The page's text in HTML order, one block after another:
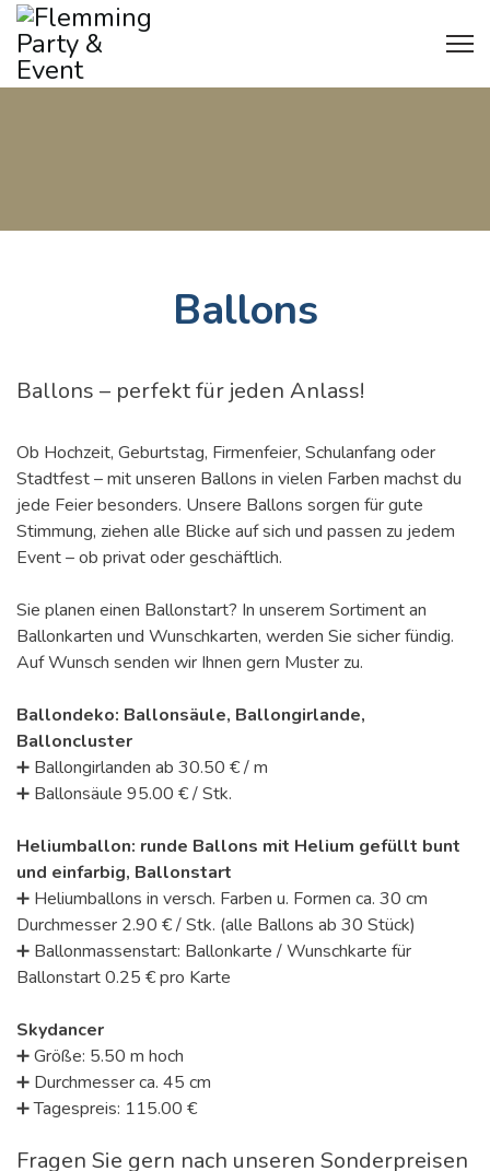
Ballons
Ballons – perfekt für jeden Anlass!
Ob Hochzeit, Geburtstag, Firmenfeier, Schulanfang oder
Stadtfest – mit unseren Ballons in vielen Farben machst du
jede Feier besonders. Unsere Ballons sorgen für gute
Stimmung, ziehen alle Blicke auf sich und passen zu jedem
Event – ob privat oder geschäftlich.
Sie planen einen Ballonstart? In unserem Sortiment an
Ballonkarten und Wunschkarten, werden Sie sicher fündig.
Auf Wunsch senden wir Ihnen gern Muster zu.
Ballondeko: Ballonsäule, Ballongirlande,
Balloncluster
➕ Ballongirlanden ab 30.50 € / m
➕ Ballonsäule 95.00 € / Stk.
Heliumballon: runde Ballons mit Helium gefüllt bunt
und einfarbig, Ballonstart
➕ Heliumballons in versch. Farben u. Formen ca. 30 cm
Durchmesser 2.90 € / Stk. (alle Ballons ab 30 Stück)
➕ Ballonmassenstart: Ballonkarte / Wunschkarte für
Ballonstart 0.25 € pro Karte
Skydancer
➕ Größe: 5.50 m hoch
➕ Durchmesser ca. 45 cm
➕ Tagespreis: 115.00 €
Fragen Sie gern nach unseren Sonderpreisen